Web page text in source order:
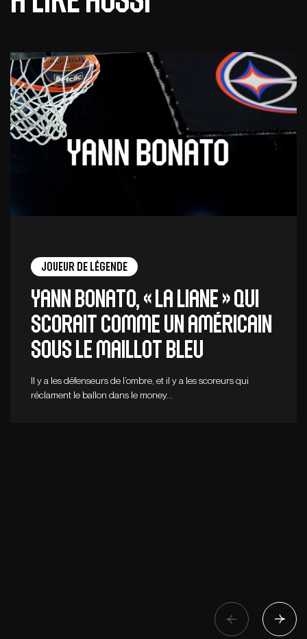
Joueur de légende
Yann Bonato, « la liane » qui
scorait comme un Américain
sous le maillot bleu
Il y a les défenseurs de l’ombre, et il y a les scoreurs qui
réclament le ballon dans le money…